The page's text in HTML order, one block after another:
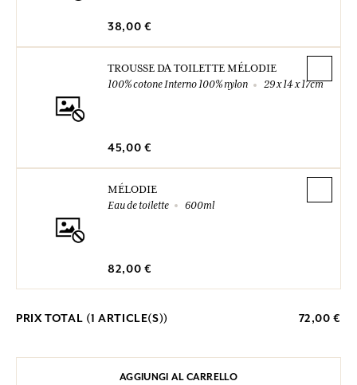
38,00 €
TROUSSE DA TOILETTE MÉLODIE
100% cotone Interno 100% nylon
29 x 14 x 17cm
45,00 €
MÉLODIE
Eau de toilette
600ml
82,00 €
PRIX TOTAL (1 ARTICLE(S)) 72,00 €
AGGIUNGI AL CARRELLO